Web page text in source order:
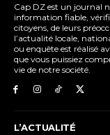
Cap DZ est un journal
information fiable,
citoyens, de leurs
l’actualité locale,
ou enquête est réalisé
que vous puissiez
vie de notre société.
L’ACTUALITÉ